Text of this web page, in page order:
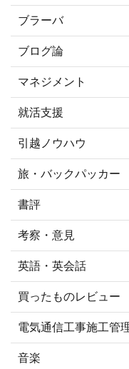
ブラーバ
ブログ論
マネジメント
就活支援
引越ノウハウ
旅・バックパッカー
書評
考察・意見
英語・英会話
買ったものレビュー
電気通信工事施工管
音楽